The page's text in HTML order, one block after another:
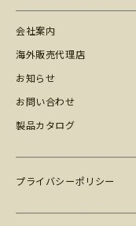
会社案内
海外販売代理店
お知らせ
お問い合わせ
製品カタログ
プライバシーポリシー